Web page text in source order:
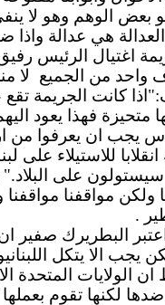
الوهم وهو لا
هي عدالة
اغتيال الرئيس
واحد من الجميع
لا
كانت الجريمة
متحيزة فهذا يعود
يجب ان يعرفوا من
للاستيلاء
على
مواقفنا
.
البطريرك صفير
الا يتكل
الولايات المتحدة
لكنها تقوم بعملها